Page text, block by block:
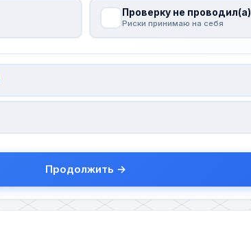
Проверку не проводил(а)
Риски принимаю на себя
Продолжить →